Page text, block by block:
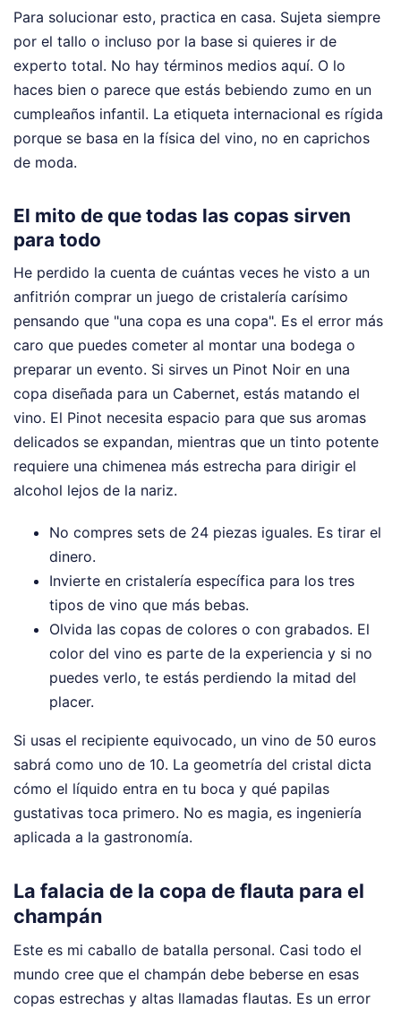
Para solucionar esto, practica en casa. Sujeta siempre
por el tallo o incluso por la base si quieres ir de
experto total. No hay términos medios aquí. O lo
haces bien o parece que estás bebiendo zumo en un
cumpleaños infantil. La etiqueta internacional es rígida
porque se basa en la física del vino, no en caprichos
de moda.
El mito de que todas las copas sirven
para todo
He perdido la cuenta de cuántas veces he visto a un
anfitrión comprar un juego de cristalería carísimo
pensando que "una copa es una copa". Es el error más
caro que puedes cometer al montar una bodega o
preparar un evento. Si sirves un Pinot Noir en una
copa diseñada para un Cabernet, estás matando el
vino. El Pinot necesita espacio para que sus aromas
delicados se expandan, mientras que un tinto potente
requiere una chimenea más estrecha para dirigir el
alcohol lejos de la nariz.
No compres sets de 24 piezas iguales. Es tirar el
dinero.
Invierte en cristalería específica para los tres
tipos de vino que más bebas.
Olvida las copas de colores o con grabados. El
color del vino es parte de la experiencia y si no
puedes verlo, te estás perdiendo la mitad del
placer.
Si usas el recipiente equivocado, un vino de 50 euros
sabrá como uno de 10. La geometría del cristal dicta
cómo el líquido entra en tu boca y qué papilas
gustativas toca primero. No es magia, es ingeniería
aplicada a la gastronomía.
La falacia de la copa de flauta para el
champán
Este es mi caballo de batalla personal. Casi todo el
mundo cree que el champán debe beberse en esas
copas estrechas y altas llamadas flautas. Es un error